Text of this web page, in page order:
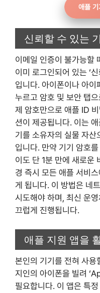
애플 기
신뢰할 수 있는
이메일 인증이 불가능할
이미 로그인되어 있는 ‘
입니다. 아이폰이나 아
누르고 암호 및 보안 탭
제 암호만으로 애플 ID
션이 제공됩니다. 이는
기를 소유자의 실물 자
입니다. 만약 기기 암호
이도 단 1분 만에 새로운
경 즉시 모든 애플 서비
게 됩니다. 이 방법은 네
시도해야 하며, 최신 운
끄럽게 진행됩니다.
애플 지원 앱을
본인의 기기를 전혀 사
지인의 아이폰을 빌려
필요합니다. 이 앱은 특